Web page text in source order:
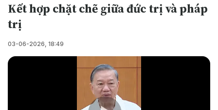
Kết hợp chặt chẽ giữa đức trị và pháp
trị
03-06-2026, 18:49